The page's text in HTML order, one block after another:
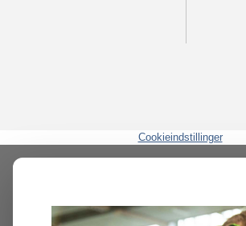
Cookieindstillinger